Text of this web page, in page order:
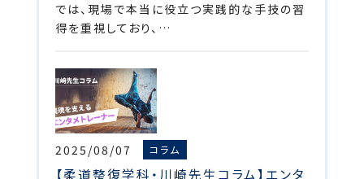
では、現場で本当に役立つ実践的な手技の習
得を重視しており、…
2025/08/07 コラム
【柔道整復学科・川崎先生コラム】エンタ